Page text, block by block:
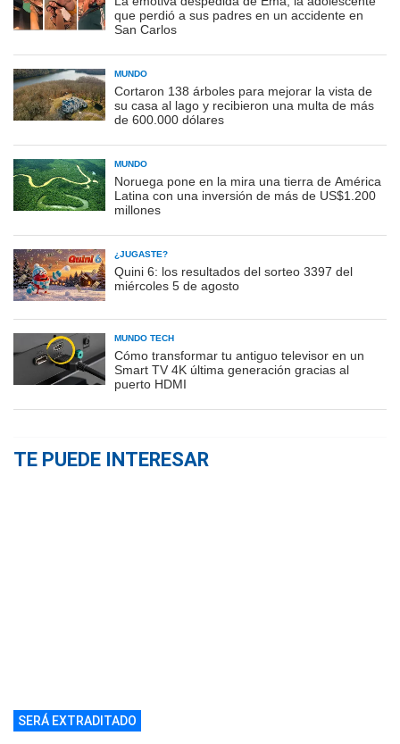
que perdió a sus padres en un accidente en
San Carlos
MUNDO
Cortaron 138 árboles para mejorar la vista de
su casa al lago y recibieron una multa de más
de 600.000 dólares
MUNDO
Noruega pone en la mira una tierra de América
Latina con una inversión de más de US$1.200
millones
¿JUGASTE?
Quini 6: los resultados del sorteo 3397 del
miércoles 5 de agosto
MUNDO TECH
Cómo transformar tu antiguo televisor en un
Smart TV 4K última generación gracias al
puerto HDMI
TE PUEDE INTERESAR
SERÁ EXTRADITADO